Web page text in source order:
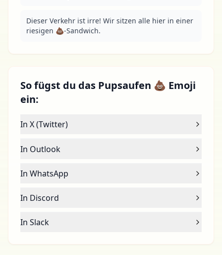
Dieser Verkehr ist irre! Wir sitzen alle hier in einer
riesigen 💩-Sandwich.
So fügst du das Pupsaufen 💩 Emoji
ein:
In X (Twitter)
In Outlook
In WhatsApp
In Discord
In Slack